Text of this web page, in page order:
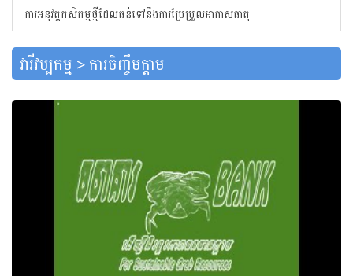
ការអនុវត្តកសិកម្មថ្មីដែលធន់ទៅនឹងការប្រែប្រួលអាកាសធាតុ
វារីវប្បកម្ម > ការចិញ្ចឹមក្តាម